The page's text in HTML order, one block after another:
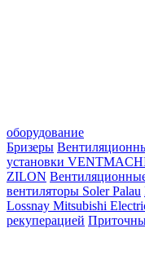
оборудование
Бризеры
установки
ZILON
вентиляторы Soler Palau
Lossnay Mitsubishi
рекуперацией